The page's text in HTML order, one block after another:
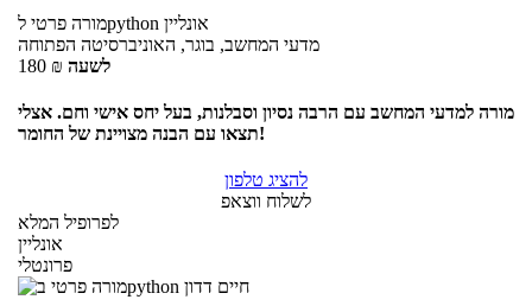
מורה פרטילpython אונליין
מדעי המחשב, בוגר, האוניברסיטה הפתוחה
180 ₪ לשעה
מורה למדעי המחשב עם הרבה נסיון וסבלנות, בעל יחס אישי וחם. אצלי
תצאו עם הבנה מצויינת של החומר!
להציג טלפון
לשלוח ווצאפ
לפרופיל המלא
אונליין
פרונטלי